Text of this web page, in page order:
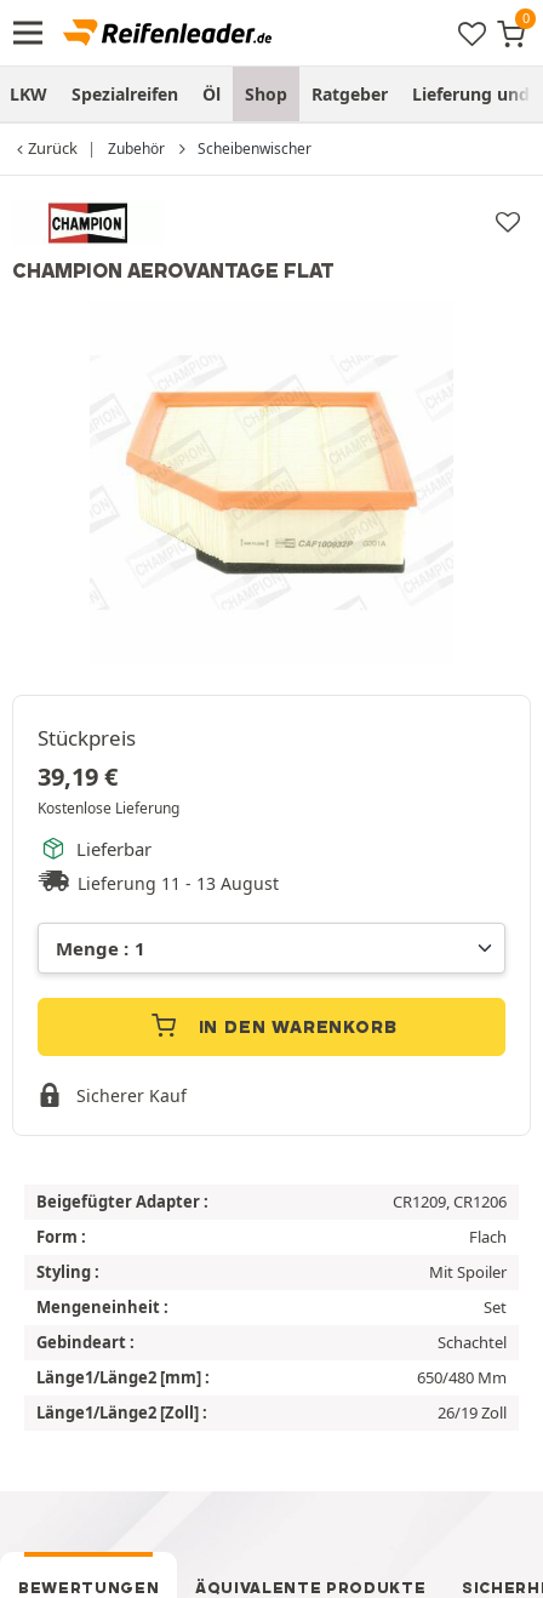
LKW Spezialreifen Öl Shop Ratgeber Lieferung und
Zurück Zubehör Scheibenwischer
CHAMPION AEROVANTAGE FLAT
Stückpreis
39,19€
Kostenlose Lieferung
Lieferbar
Lieferung 11 - 13 August
IN DEN WARENKORB
Sicherer Kauf
Beigefügter Adapter :
CR1209, CR1206
Form :
Flach
Styling :
Mit Spoiler
Mengeneinheit :
Set
Gebindeart :
Schachtel
Länge1/Länge2 [mm] :
650/480 Mm
Länge1/Länge2 [Zoll] :
26/19 Zoll
BEWERTUNGEN ÄQUIVALENTE PRODUKTE